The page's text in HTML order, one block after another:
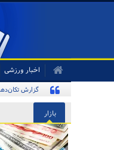
اخبار ورزشی
گزارش
بازار